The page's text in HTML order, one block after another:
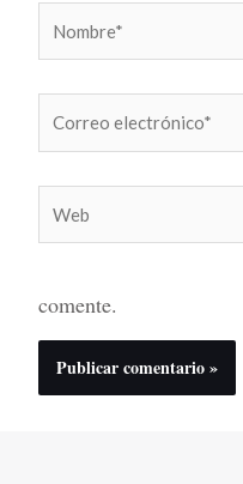
electrónico*
comente.